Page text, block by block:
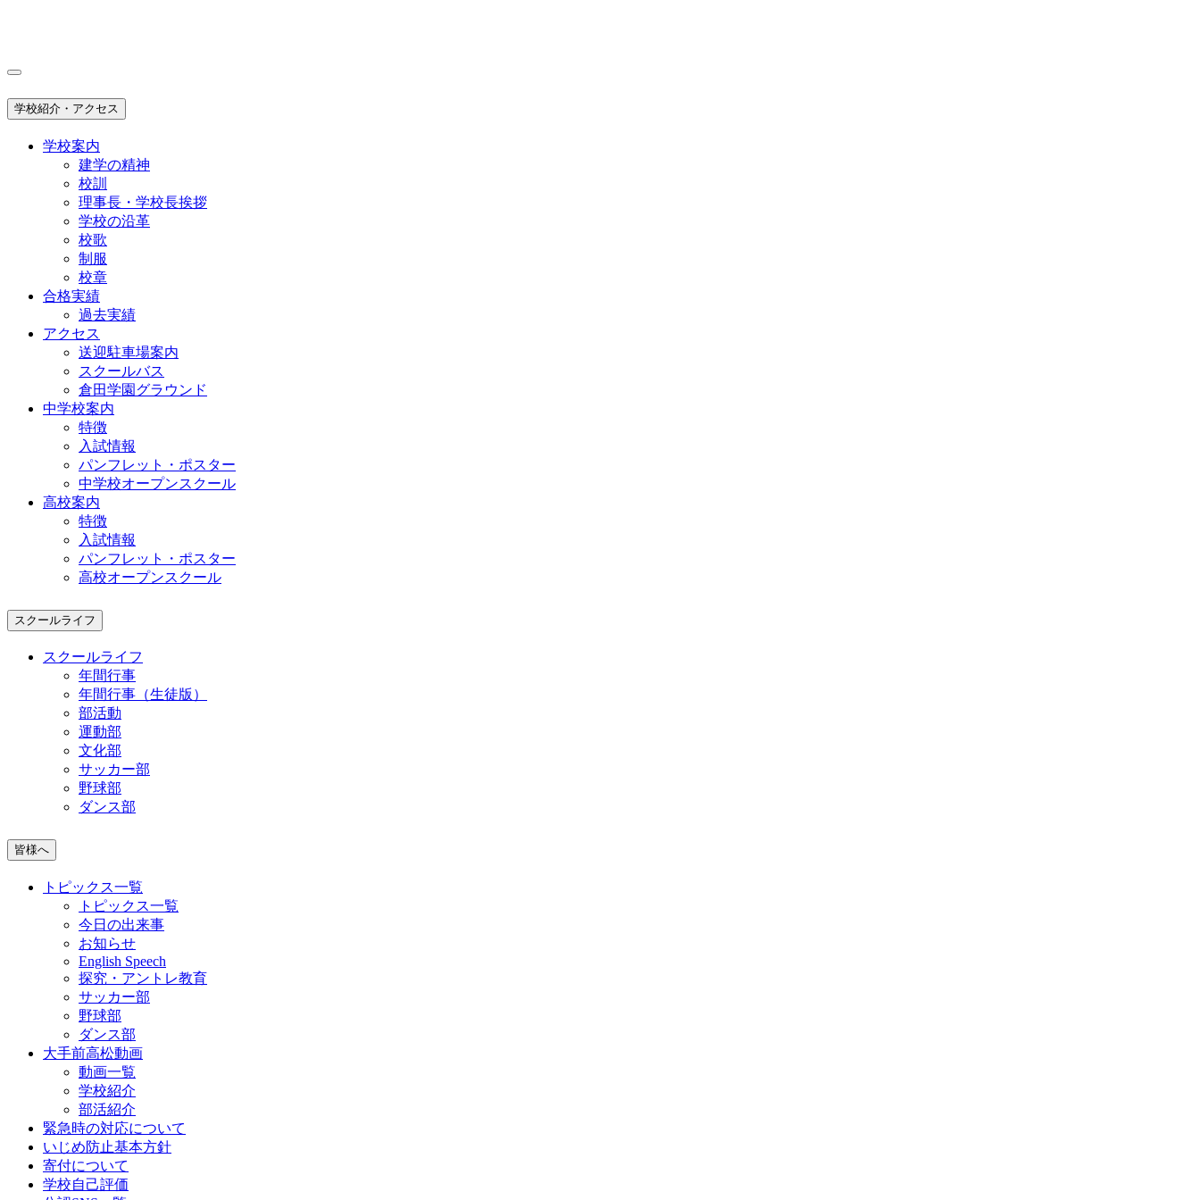
学校紹介・アクセス
学校案内
建学の精神
校訓
理事長・学校長挨拶
学校の沿革
校歌
制服
校章
合格実績
過去実績
アクセス
送迎駐車場案内
スクールバス
倉田学園グラウンド
中学校案内
特徴
入試情報
パンフレット・ポスター
中学校オープンスクール
高校案内
特徴
入試情報
パンフレット・ポスター
高校オープンスクール
スクールライフ
スクールライフ
年間行事
年間行事（生徒版）
部活動
運動部
文化部
サッカー部
野球部
ダンス部
皆様へ
トピックス一覧
トピックス一覧
今日の出来事
お知らせ
English Speech
探究・アントレ教育
サッカー部
野球部
ダンス部
大手前高松動画
動画一覧
学校紹介
部活紹介
緊急時の対応について
いじめ防止基本方針
寄付について
学校自己評価